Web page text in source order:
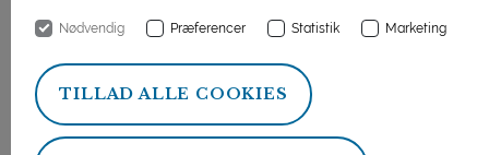
Nødvendig Præferencer Statistik Marketing
TILLAD ALLE COOKIES
hvor han har været direktør siden 1992.